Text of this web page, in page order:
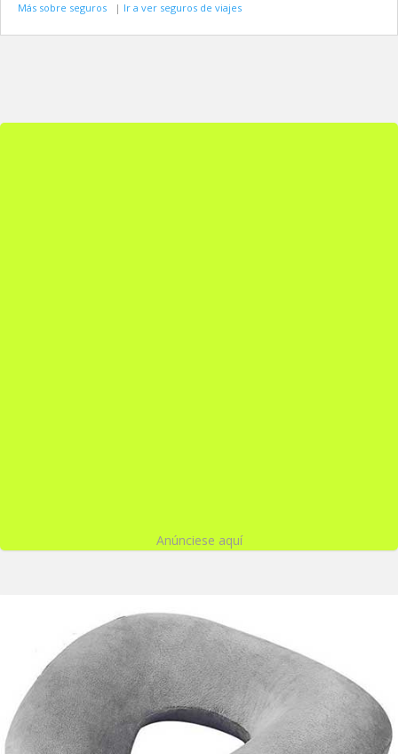
Más sobre seguros | Ir a ver seguros de viajes
Anúnciese aquí